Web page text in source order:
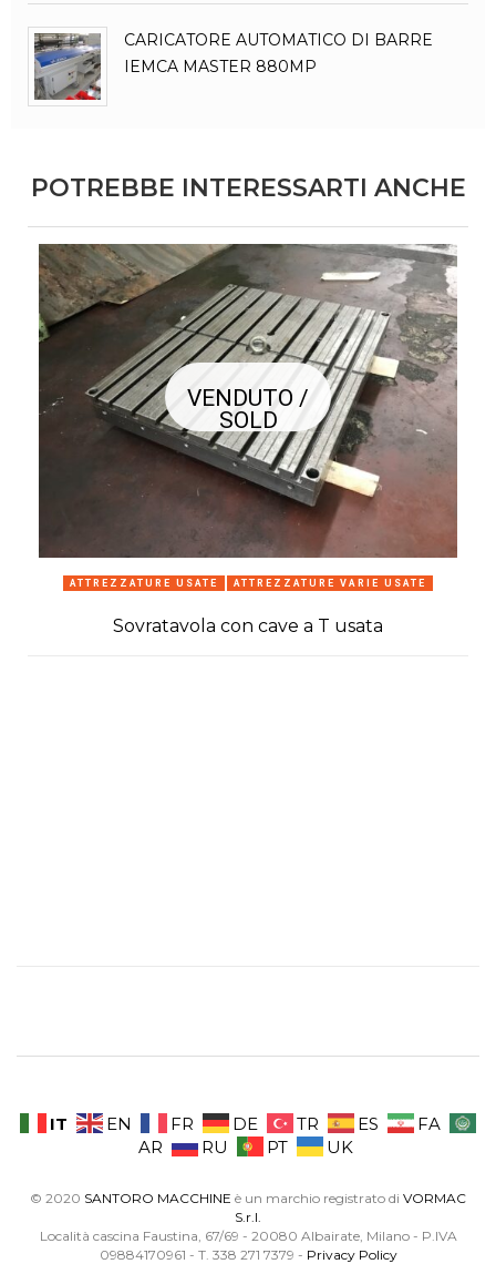
CARICATORE AUTOMATICO DI BARRE
IEMCA MASTER 880MP
POTREBBE INTERESSARTI ANCHE
VENDUTO /
SOLD
ATTREZZATURE USATE ATTREZZATURE VARIE USATE
Sovratavola con cave a T usata
IT EN FR DE TR ES
FA
AR
RU PT UK
© 2020 SANTORO MACCHINE è un marchio registrato di VORMAC
S.r.l.
Località cascina Faustina, 67/69 - 20080 Albairate, Milano - P.IVA
09884170961 - T. 338 271 7379 - Privacy Policy